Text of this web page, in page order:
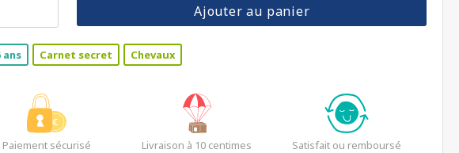
Ajouter au panier
ans Carnet secret Chevaux
Paiement sécurisé
Livraison à 10 centimes
Satisfait ou remboursé